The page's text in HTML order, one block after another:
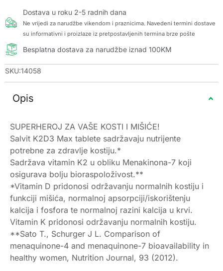
Dostava u roku 2-5 radnih dana
Ne vrijedi za narudžbe vikendom i praznicima. Navedeni termini dostave
su informativni i proizlaze iz pretpostavljenih termina brze pošte
Besplatna dostava za narudžbe iznad 100KM
SKU:14058
Opis
SUPERHEROJ ZA VAŠE KOSTI I MIŠIĆE!
Salvit K2D3 Max tablete sadržavaju nutrijente
potrebne za zdravlje kostiju.*
Sadržava vitamin K2 u obliku Menakinona-7 koji
osigurava bolju bioraspoloživost.**
*Vitamin D pridonosi održavanju normalnih kostiju i
funkciji mišića, normalnoj apsorpciji/iskorištenju
kalcija i fosfora te normalnoj razini kalcija u krvi.
Vitamin K pridonosi održavanju normalnih kostiju.
**Sato T., Schurger J L. Comparison of
menaquinone-4 and menaquinone-7 bioavailability in
healthy women, Nutrition Journal, 93 (2012).